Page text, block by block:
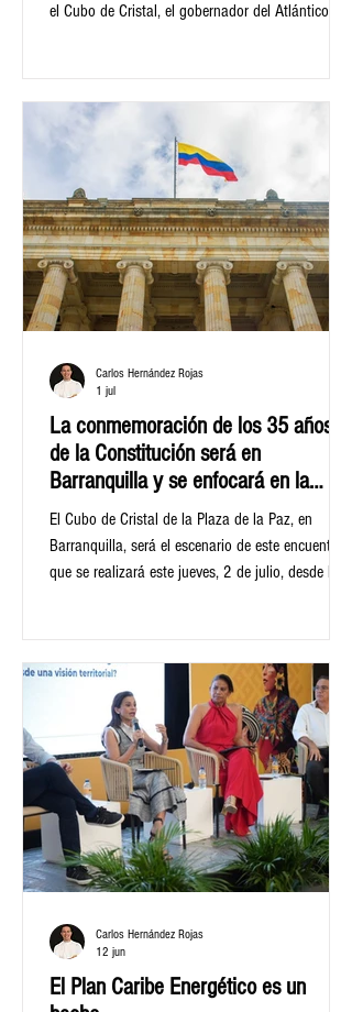
el Cubo de Cristal, el gobernador del Atlántico,
La conmemoración de los 35 años
de la Constitución será en
Barranquilla y se enfocará en la
autonomía regional y
descentralización
El Cubo de Cristal de la Plaza de la Paz, en
Barranquilla, será el escenario de este encuentro
que se realizará este jueves, 2 de julio, desde las
sepultó la Constitución de 1886 y dio vida al
Estado Social de Derecho.
Carlos Hernández Rojas
1 jul
El Plan Caribe Energético es un
Carlos Hernández Rojas
12 jun